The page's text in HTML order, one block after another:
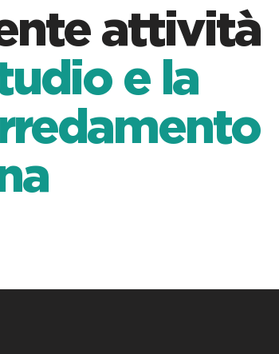
attività
e la